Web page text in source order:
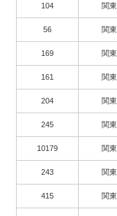
104 関東
56 関東
169 関東
161 関東
204 関東
245 関東
10179 関東
243 関東
415 関東